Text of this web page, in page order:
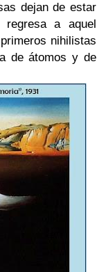
dejan de estar
a aquel
nihilistas
de átomos y de